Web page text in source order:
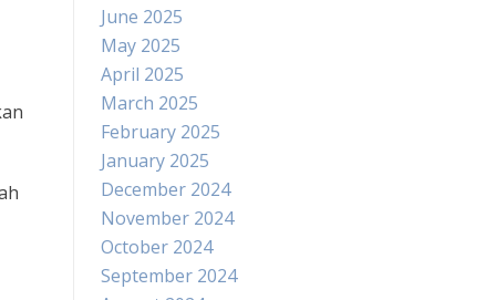
June 2025
May 2025
April 2025
March 2025
February 2025
January 2025
December 2024
November 2024
October 2024
September 2024